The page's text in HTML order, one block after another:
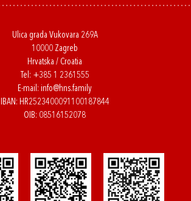
Ulica grada Vukovara 269A
10000 Zagreb
Hrvatska / Croatia
Tel: +385 1 2361555
E-mail: info@hns.family
IBAN: HR2523400091100187844
OIB: 08516152078